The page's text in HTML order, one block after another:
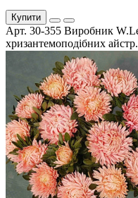
Купити
Арт. 30-355 Виробник
хризантемоподібних